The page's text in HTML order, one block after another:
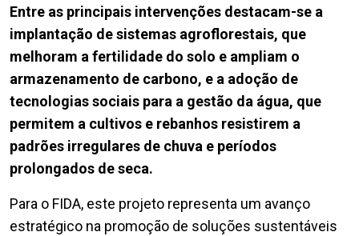
Entre as principais intervenções destacam-se a
implantação de sistemas agroflorestais, que
melhoram a fertilidade do solo e ampliam o
armazenamento de carbono, e a adoção de
tecnologias sociais para a gestão da água, que
permitem a cultivos e rebanhos resistirem a
padrões irregulares de chuva e períodos
prolongados de seca.
Para o FIDA, este projeto representa um avanço
estratégico na promoção de soluções sustentáveis